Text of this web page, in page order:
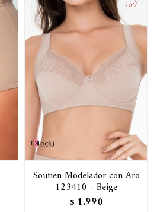
Soutien Modelador con Aro
123410 - Beige
$ 1.990